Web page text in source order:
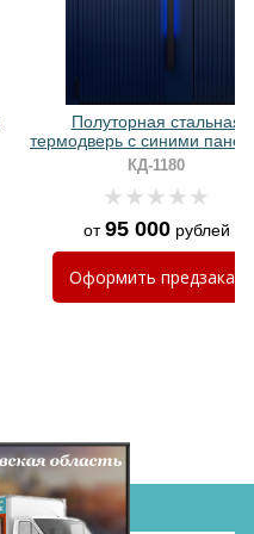
Хочу такую
Полуторная стальная
термодверь с синими
МДФ RAL и ручкой с
подсветкой
КД-1180
от95 000рублей
Оформить предзаказ